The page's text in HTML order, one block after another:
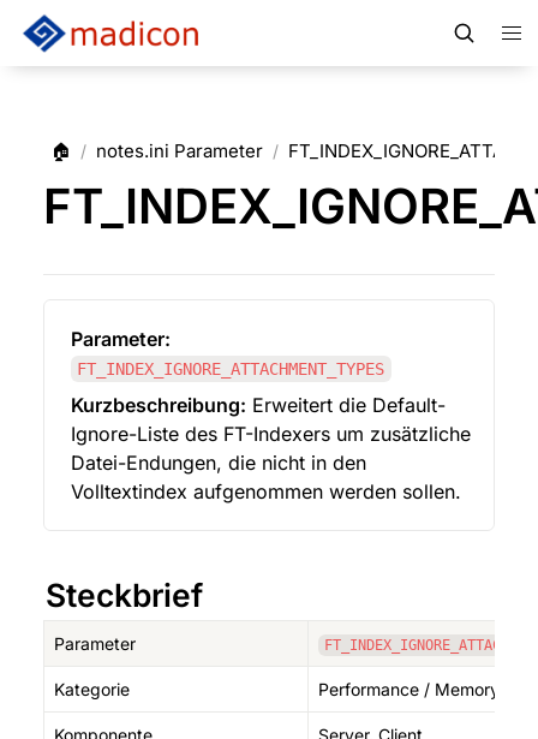
🏠 / notes.ini Parameter /
Parameter:
FT_INDEX_IGNORE_ATTACHMENT_TYPES
Kurzbeschreibung: Erweitert die Default-
Ignore-Liste des FT-Indexers um zusätzliche
Datei-Endungen, die nicht in den
Volltextindex aufgenommen werden sollen.
Steckbrief
Parameter
Kategorie Performance / Memory
Komponente Server, Client